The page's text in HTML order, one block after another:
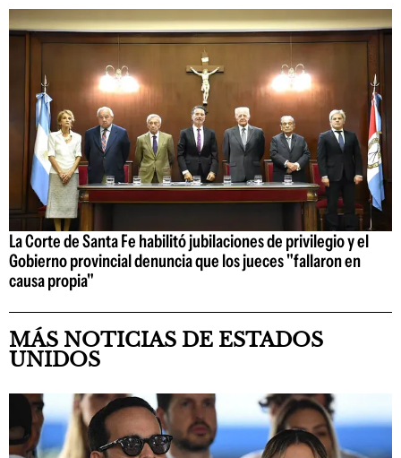
La Corte de Santa Fe habilitó jubilaciones de privilegio y el
Gobierno provincial denuncia que los jueces "fallaron en
causa propia"
MÁS NOTICIAS DE ESTADOS
UNIDOS